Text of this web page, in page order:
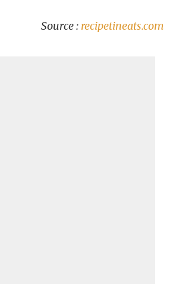
Source : recipetineats.com